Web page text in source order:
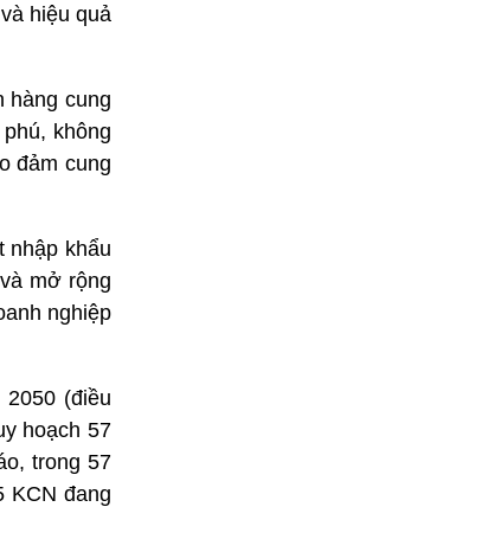
hiệu quả
hàng cung
không
đảm cung
nhập khẩu
mở rộng
nghiệp
(điều
hoạch 57
trong 57
KCN đang